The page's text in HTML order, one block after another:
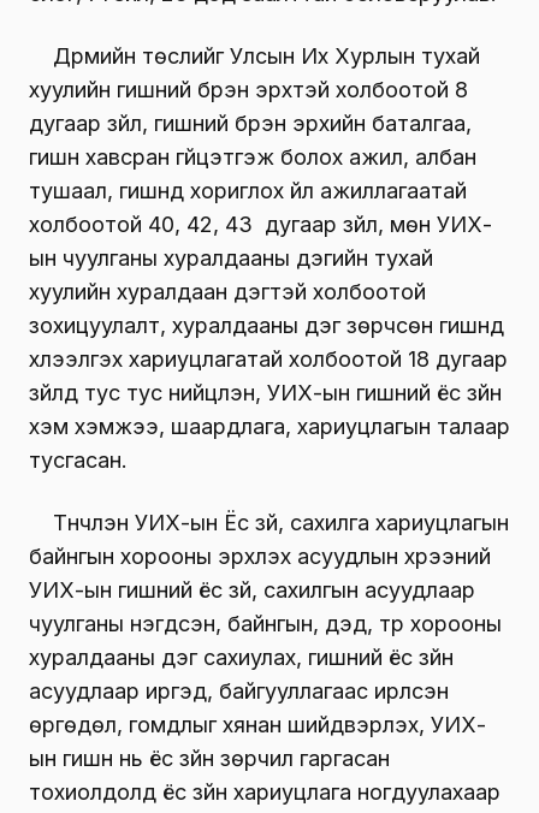
Дүрмийн төслийг Улсын Их Хурлын тухай
хуулийн гишүүний бүрэн эрхтэй холбоотой 8
дугаар зүйл, гишүүний бүрэн эрхийн баталгаа,
гишүүн хавсран гүйцэтгэж болох ажил, албан
тушаал, гишүүнд хориглох үйл ажиллагаатай
холбоотой 40, 42, 43 дугаар зүйл, мөн УИХ-
ын чуулганы хуралдааны дэгийн тухай
хуулийн хуралдаан дэгтэй холбоотой
зохицуулалт, хуралдааны дэг зөрчсөн гишүүнд
хүлээлгэх хариуцлагатай холбоотой 18 дугаар
зүйлд тус тус нийцүүлэн, УИХ-ын гишүүний ёс зүйн
хэм хэмжээ, шаардлага, хариуцлагын талаар
тусгасан.
Түүнчлэн УИХ-ын Ёс зүй, сахилга хариуцлагын
байнгын хорооны эрхлэх асуудлын хүрээний
УИХ-ын гишүүний ёс зүй, сахилгын асуудлаар
чуулганы нэгдсэн, байнгын, дэд, түр хорооны
хуралдааны дэг сахиулах, гишүүний ёс зүйн
асуудлаар иргэд, байгууллагаас ирүүлсэн
өргөдөл, гомдлыг хянан шийдвэрлэх, УИХ-
ын гишүүн нь ёс зүйн зөрчил гаргасан
тохиолдолд ёс зүйн хариуцлага ногдуулахаар